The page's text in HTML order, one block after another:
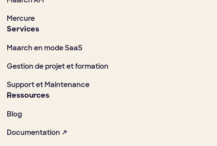
Mercure
Services
Maarch en mode SaaS
Gestion de projet et formation
Support et Maintenance
Ressources
Blog
Documentation ↗